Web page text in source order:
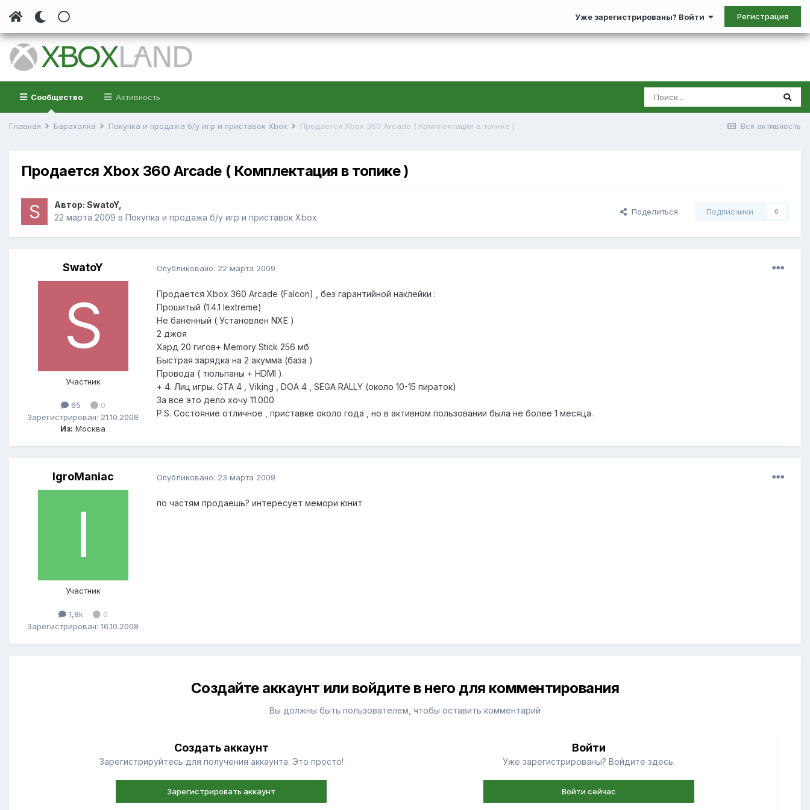
Уже зарегистрированы? Войти Регистрация
Сообщество Активность
Вся активность
Главная Барахолка Покупка и продажа б/у игр и приставок Xbox Продается Xbox 360 Arcade ( Комплектация в топике )
Продается Xbox 360 Arcade ( Комплектация в топике )
Автор: SwatoY,
22 марта 2009 в Покупка и продажа б/у игр и приставок Xbox
Поделиться Подписчики 0
SwatoY
Участник
65
0
Зарегистрирован: 21.10.2008
Из: Москва
Опубликовано: 22 марта 2009
Продается Xbox 360 Arcade (Falcon) , без гарантийной наклейки :
Прошитый (1.4.1 Iextreme)
Не баненный ( Установлен NXE )
2 джоя
Хард 20 гигов+ Memory Stick 256 мб
Быстрая зарядка на 2 акумма (база )
Провода ( тюльпаны + HDMI ).
+ 4. Лиц игры. GTA 4 , Viking , DOA 4 , SEGA RALLY (около 10-15 пираток)
За все это дело хочу 11.000
P.S. Состояние отличное , приставке около года , но в активном пользовании была не более 1 месяца.
IgroManiac
Участник
1,8k
0
Зарегистрирован: 16.10.2008
Опубликовано: 23 марта 2009
по частям продаешь? интересует мемори юнит
Создайте аккаунт или войдите в него для комментирования
Вы должны быть пользователем, чтобы оставить комментарий
Создать аккаунт
Зарегистрируйтесь для получения аккаунта. Это просто!
Зарегистрировать аккаунт
Войти
Уже зарегистрированы? Войдите здесь.
Войти сейчас